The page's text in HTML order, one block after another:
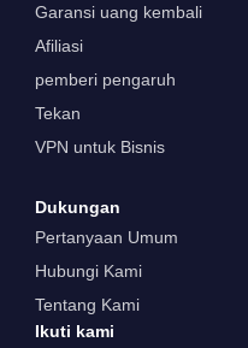
Garansi uang kembali
Afiliasi
pemberi pengaruh
Tekan
VPN untuk Bisnis
Dukungan
Pertanyaan Umum
Hubungi Kami
Tentang Kami
Ikuti kami